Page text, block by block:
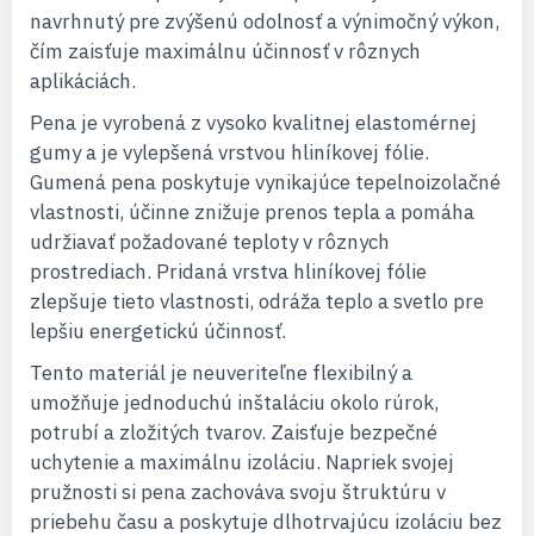
navrhnutý pre zvýšenú odolnosť a výnimočný výkon,
čím zaisťuje maximálnu účinnosť v rôznych
aplikáciách.
Pena je vyrobená z vysoko kvalitnej elastomérnej
gumy a je vylepšená vrstvou hliníkovej fólie.
Gumená pena poskytuje vynikajúce tepelnoizolačné
vlastnosti, účinne znižuje prenos tepla a pomáha
udržiavať požadované teploty v rôznych
prostrediach. Pridaná vrstva hliníkovej fólie
zlepšuje tieto vlastnosti, odráža teplo a svetlo pre
lepšiu energetickú účinnosť.
Tento materiál je neuveriteľne flexibilný a
umožňuje jednoduchú inštaláciu okolo rúrok,
potrubí a zložitých tvarov. Zaisťuje bezpečné
uchytenie a maximálnu izoláciu. Napriek svojej
pružnosti si pena zachováva svoju štruktúru v
priebehu času a poskytuje dlhotrvajúcu izoláciu bez